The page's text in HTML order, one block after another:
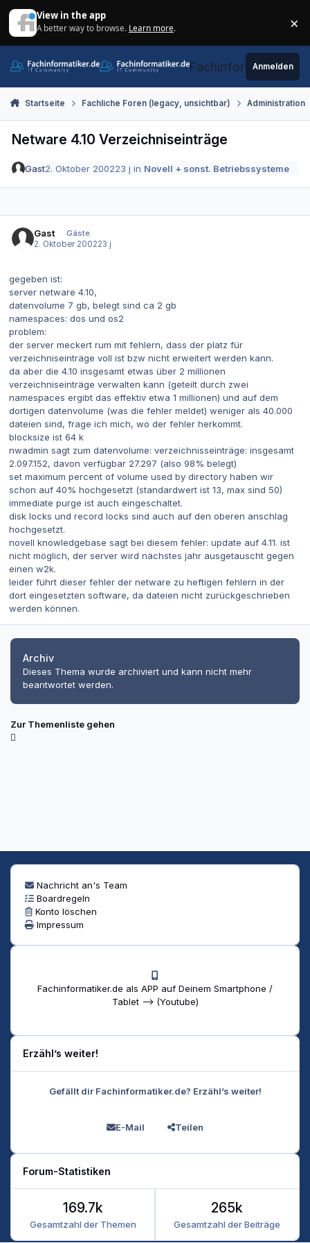
View in the app
A better way to browse. Learn more. ×
Fachinformatiker.de
Anmelden
Startseite Fachliche Foren (legacy, unsichtbar) Administration
Netware 4.10 Verzeichniseinträge
Gast2. Oktober 200223 j in Novell + sonst. Betriebssysteme
Gast
Gäste
2. Oktober 200223 j
gegeben ist:
server netware 4.10,
datenvolume 7 gb, belegt sind ca 2 gb
namespaces: dos und os2
problem:
der server meckert rum mit fehlern, dass der platz für
verzeichniseinträge voll ist bzw nicht erweitert werden kann.
da aber die 4.10 insgesamt etwas über 2 millionen
verzeichniseinträge verwalten kann (geteilt durch zwei
namespaces ergibt das effektiv etwa 1 millionen) und auf dem
dortigen datenvolume (was die fehler meldet) weniger als 40.000
dateien sind, frage ich mich, wo der fehler herkommt.
blocksize ist 64 k
nwadmin sagt zum datenvolume: verzeichnisseinträge: insgesamt
2.097.152, davon verfügbar 27.297 (also 98% belegt)
set maximum percent of volume used by directory haben wir
schon auf 40% hochgesetzt (standardwert ist 13, max sind 50)
immediate purge ist auch eingeschaltet.
disk locks und record locks sind auch auf den oberen anschlag
hochgesetzt.
novell knowledgebase sagt bei diesem fehler: update auf 4.11. ist
nicht möglich, der server wird nächstes jahr ausgetauscht gegen
einen w2k.
leider führt dieser fehler der netware zu heftigen fehlern in der
dort eingesetzten software, da dateien nicht zurückgeschrieben
werden können.
Archiv
Dieses Thema wurde archiviert und kann nicht mehr
beantwortet werden.
Zur Themenliste gehen
Nachricht an's Team
Boardregeln
Konto löschen
Impressum
Fachinformatiker.de als APP auf Deinem Smartphone /
Tablet --> (Youtube)
Erzähl’s weiter!
Gefällt dir Fachinformatiker.de? Erzähl’s weiter!
E-Mail Teilen
Forum-Statistiken
Gesamtzahl der Themen
169.7k
Gesamtzahl der Beiträge
265k